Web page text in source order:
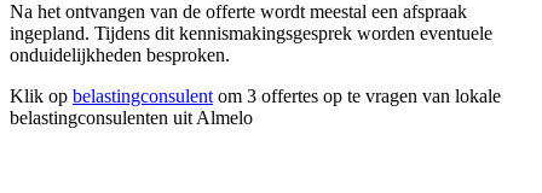
Na het ontvangen van de offerte wordt meestal een afspraak
ingepland. Tijdens dit kennismakingsgesprek worden eventuele
onduidelijkheden besproken.
Klik op belastingconsulent om 3 offertes op te vragen van lokale
belastingconsulenten uit Almelo